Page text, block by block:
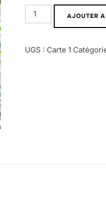
quantité
de
du
AJOUTER
UGS : Carte 1